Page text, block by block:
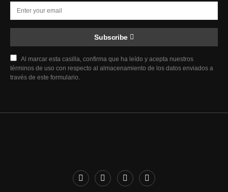
Subscribe
Al marcar esta casilla, confirma que ha leído y acepta nuestros
términos de uso con respecto al almacenamiento de los datos enviados a
través de este formulario.